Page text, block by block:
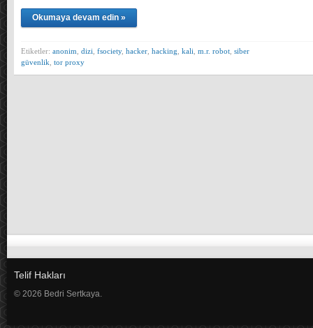
Okumaya devam edin »
Etiketler: anonim dizi fsociety, hacker hacking kali m.r. robot siber
güvenlik tor proxy
Telif Hakları
© 2026 Bedri Sertkaya.